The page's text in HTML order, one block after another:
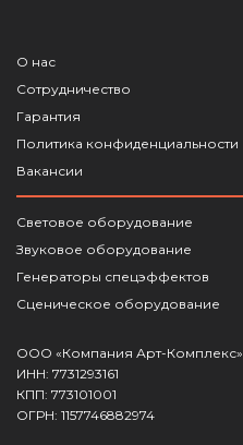
О нас
Сотрудничество
Гарантия
Политика конфиденциальности
Вакансии
Световое оборудование
Звуковое оборудование
Генераторы спецэффектов
Сценическое оборудование
ООО «Компания Арт-Комплекс»
ИНН: 7731293161
КПП: 773101001
ОГРН: 1157746882974